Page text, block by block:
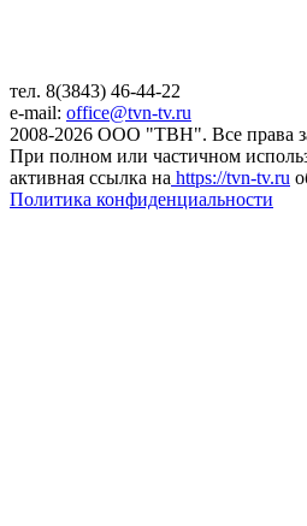
тел. 8(3843) 46-44-22
e-mail: office@tvn-tv.ru
2008-2026 ООО "ТВН". Все права
При полном или частичном
активная ссылка на https://tvn-tv.ru
Политика конфиденциальности